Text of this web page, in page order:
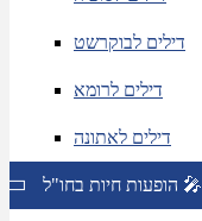
דילים לבוקרשט
דילים לרומא
דילים לאתונה
הופעות חיות בחו"ל 🎤